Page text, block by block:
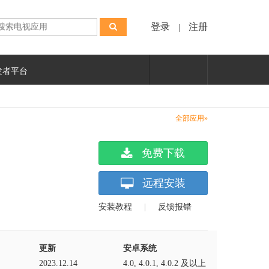
登录 注册
者平台
全部应用»
免费下载
远程安装
安装教程 反馈报错
更新
2023.12.14
安卓系统
4.0, 4.0.1, 4.0.2 及以上